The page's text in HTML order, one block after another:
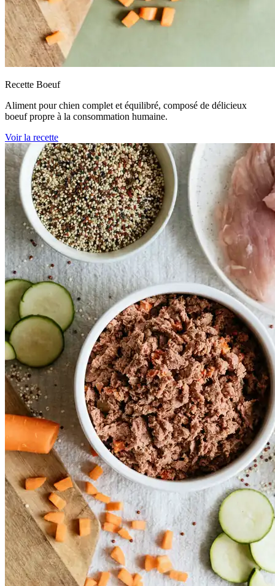
Recette Boeuf
Aliment pour chien complet et équilibré, composé de délicieux
boeuf propre à la consommation humaine.
Voir la recette